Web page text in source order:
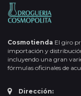
Cosmotienda El giro
importación y
incluyendo una gran
fórmulas oficinales de
Dirección: